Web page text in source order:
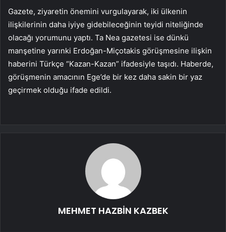
Gazete, ziyaretin önemini vurgulayarak, iki ülkenin
ilişkilerinin daha iyiye gidebileceğinin teyidi niteliğinde
olacağı yorumunu yaptı. Ta Nea gazetesi ise dünkü
manşetine yarınki Erdoğan-Miçotakis görüşmesine ilişkin
haberini Türkçe “Kazan-Kazan” ifadesiyle taşıdı. Haberde,
görüşmenin amacının Ege’de bir kez daha sakin bir yaz
geçirmek olduğu ifade edildi.
MEHMET HAZBİN KAZBEK